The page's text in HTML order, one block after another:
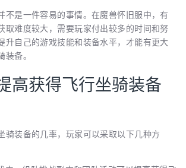
不是一件容易的事情。在魔兽怀旧服中，有
取难度较大，需要玩家付出较多的时间和努
升自己的游戏技能和装备水平，才能有更大
装备。
高获得飞行坐骑装备
骑装备的几率，玩家可以采取以下几种方